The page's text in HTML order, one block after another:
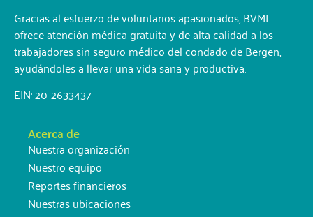
Gracias al esfuerzo de voluntarios apasionados, BVMI
ofrece atención médica gratuita y de alta calidad a los
trabajadores sin seguro médico del condado de Bergen,
ayudándoles a llevar una vida sana y productiva.
EIN: 20-2633437
Acerca de
Nuestra organización
Nuestro equipo
Reportes financieros
Nuestras ubicaciones